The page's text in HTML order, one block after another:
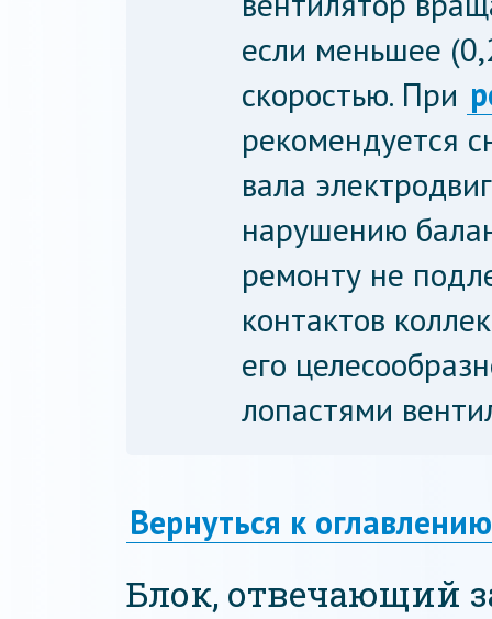
если меньшее
скоростью. При
рекомендуется
вала
нарушению
ремонту не
контактов
его
лопастями
Вернуться к оглавлению
Блок, отвечающий